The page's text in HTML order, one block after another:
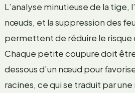
L’analyse minutieuse de la tige,
nœuds, et la suppression des
permettent de réduire le risque
Chaque petite coupure doit
dessous d’un nœud pour
racines, ce qui se traduit par